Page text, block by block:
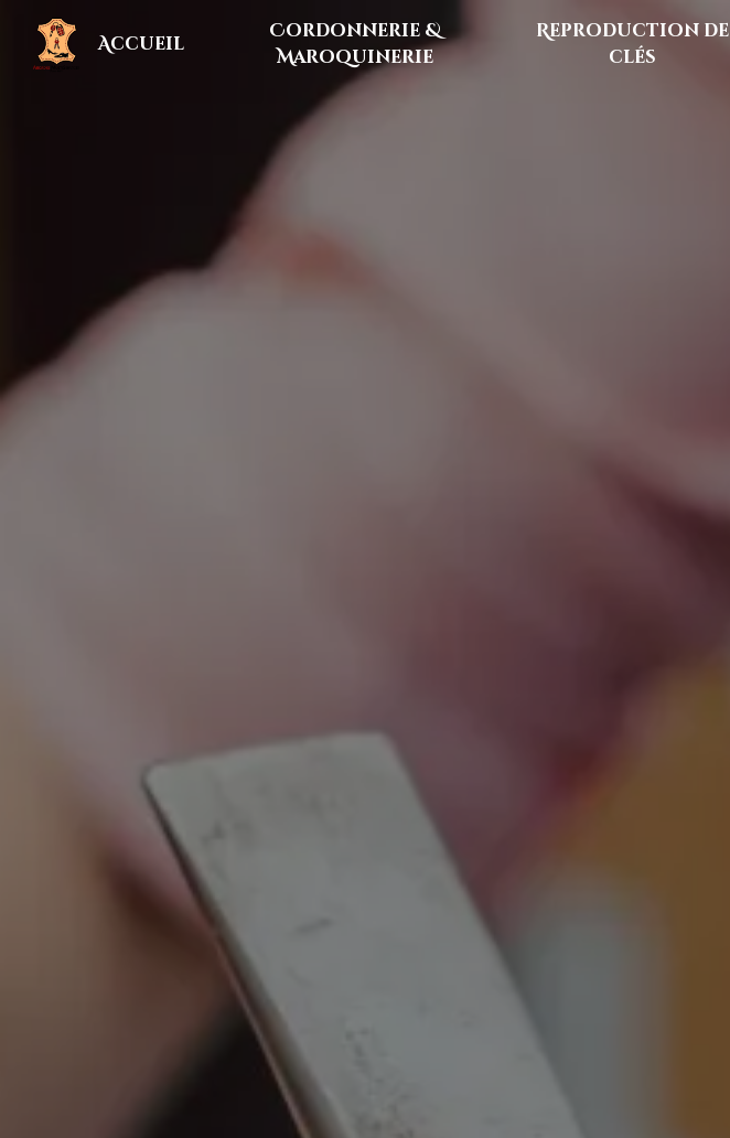
Accueil
Cordonnerie &
Maroquinerie
Reproduction de
clés